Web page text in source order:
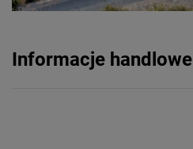
Informacje handlowe